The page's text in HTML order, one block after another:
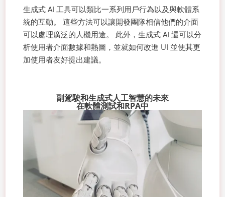
生成式 AI 工具可以類比一系列用戶行為以及與軟體系
統的互動。 這些方法可以讓開發團隊相信他們的介面
可以處理廣泛的人機用途。 此外，生成式 AI 還可以分
析使用者介面數據和熱圖，並就如何改進 UI 並使其更
加使用者友好提出建議。
副駕駛和生成式人工智慧的未來
在軟體測試和RPA中